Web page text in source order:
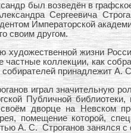
был возведён в
Сергеевича
Императорской
своим другом.
жизни
частные коллекции, как
принадлежит А.
играл значительную
Публичной
дворце на Невском
помещение которой,
А. С. Строганов занялся с